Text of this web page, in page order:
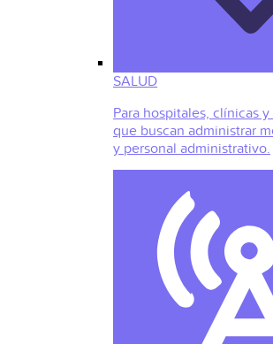
SALUD
Para hospitales, clínicas
que buscan administrar
y personal administrativo.